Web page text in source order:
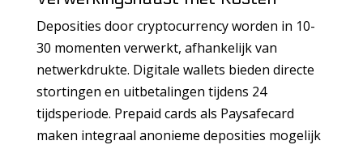
Deposities door cryptocurrency worden in 10-
30 momenten verwerkt, afhankelijk van
netwerkdrukte. Digitale wallets bieden directe
stortingen en uitbetalingen tijdens 24
tijdsperiode. Prepaid cards als Paysafecard
maken integraal anonieme deposities mogelijk